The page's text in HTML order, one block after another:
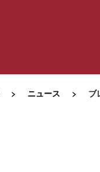
ニュース ブ